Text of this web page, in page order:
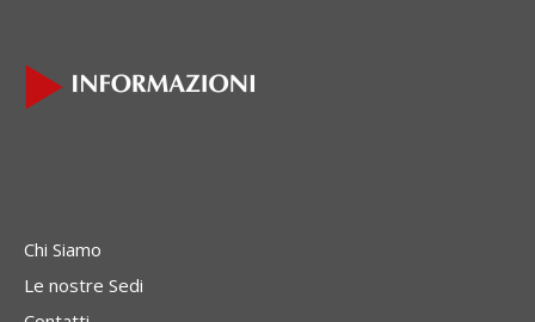
Chi Siamo
Le nostre Sedi